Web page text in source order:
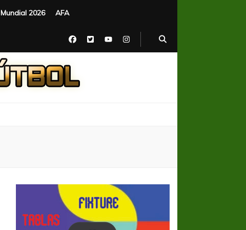
Mundial 2026 AFA